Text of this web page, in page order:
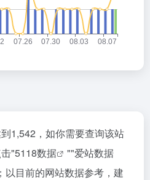
1,542，如你需要查询该站
"5118数据 ""爱站数据
以目前的网站数据参考，建